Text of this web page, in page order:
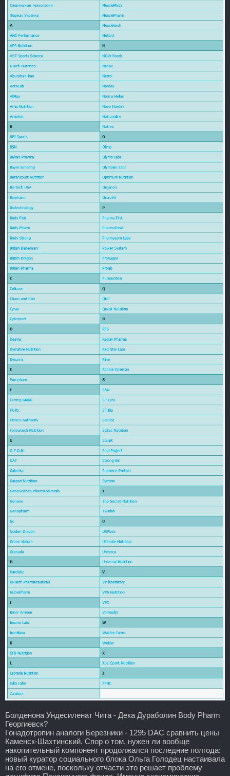
Болденона Ундесиленат Чита - Дека Дураболин Body Pharm
Георгиевск?
Гонадотропин аналоги Березники - 1295 DAC сравнить цены
Каменск-Шахтинский. Спор о том, нужен ли вообще
накопительный компонент продолжался последние полгода:
новый куратор социального блока Ольга Голодец настаивала
на его отмене, поскольку отчасти это решает проблему